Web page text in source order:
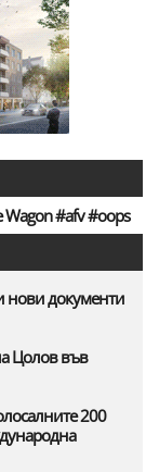
Wagon #afv #oops
нови документи
Цолов във
200